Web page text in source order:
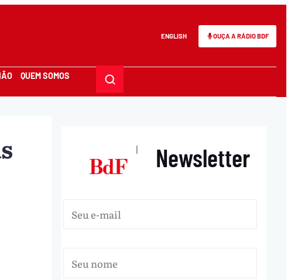
ENGLISH OUÇA A RÁDIO BDF
QUEM SOMOS
| Newsletter